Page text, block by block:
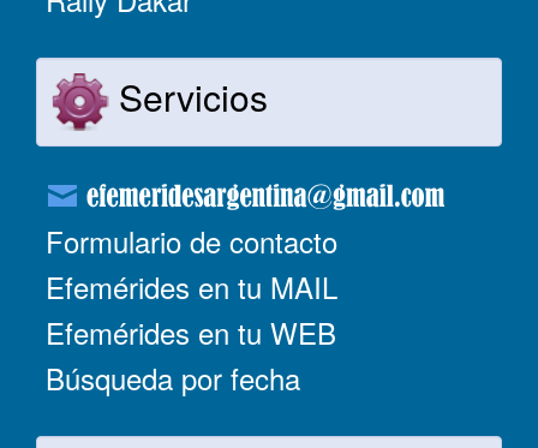
Servicios
Formulario de contacto
Efemérides en tu MAIL
Efemérides en tu WEB
Búsqueda por fecha